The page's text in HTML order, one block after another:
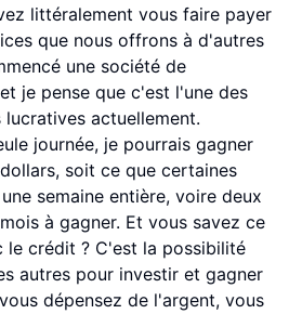
littéralement vous faire payer
que nous offrons à d'autres
une société de
je pense que c'est l'une des
actuellement.
journée, je pourrais gagner
soit ce que certaines
semaine entière, voire deux
à gagner. Et vous savez ce
le crédit ? C'est la possibilité
autres pour investir et gagner
dépensez de l'argent, vous